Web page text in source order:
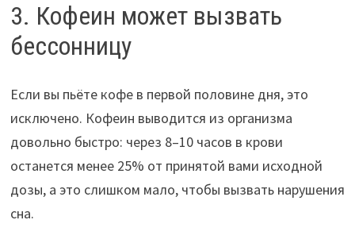
3. Кофеин может вызвать
бессонницу
Если вы пьёте кофе в первой половине дня, это
исключено. Кофеин выводится из организма
довольно быстро: через 8–10 часов в крови
останется менее 25% от принятой вами исходной
дозы, а это слишком мало, чтобы вызвать нарушения
сна.